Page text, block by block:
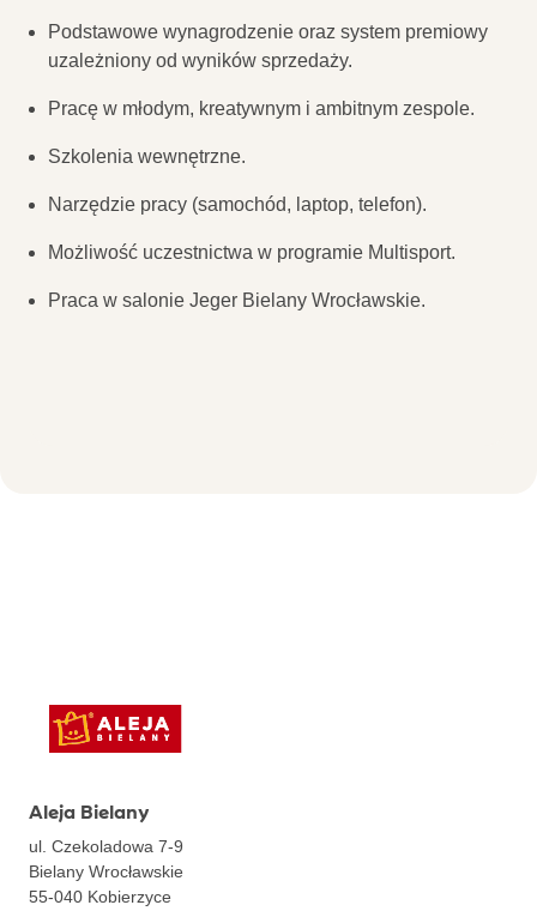
Podstawowe wynagrodzenie oraz system premiowy
uzależniony od wyników sprzedaży.
Pracę w młodym, kreatywnym i ambitnym zespole.
Szkolenia wewnętrzne.
Narzędzie pracy (samochód, laptop, telefon).
Możliwość uczestnictwa w programie Multisport.
Praca w salonie Jeger Bielany Wrocławskie.
Aleja Bielany
ul. Czekoladowa 7-9
Bielany Wrocławskie
55-040 Kobierzyce